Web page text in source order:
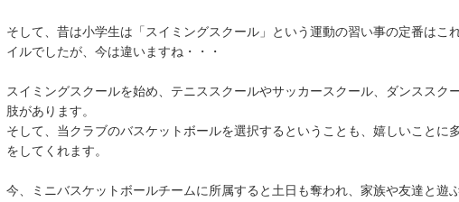
そして、昔は小学生は「スイミングスクール」という運動の習い事の定番はこ
イルでしたが、今は違いますね・・・
スイミングスクールを始め、テニススクールやサッカースクール、ダンススク
肢があります。
そして、当クラブのバスケットボールを選択するということも、嬉しいことに
をしてくれます。
今、ミニバスケットボールチームに所属すると土日も奪われ、家族や友達と遊